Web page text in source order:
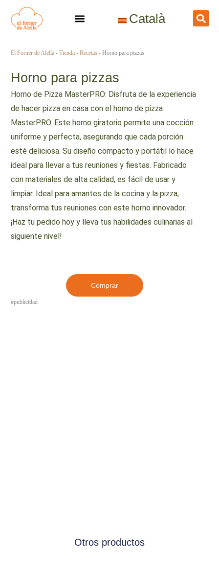
contenido
Català
El Forner de Alella -Tienda -Recetas -Horno para pizzas
Horno para pizzas
Horno de Pizza MasterPRO: Disfruta de la experiencia
de hacer pizza en casa con el horno de pizza
MasterPRO. Este horno giratorio permite una cocción
uniforme y perfecta, asegurando que cada porción
esté deliciosa. Su diseño compacto y portátil lo hace
ideal para llevar a tus reuniones y fiestas. Fabricado
con materiales de alta calidad, es fácil de usar y
limpiar. Ideal para amantes de la cocina y la pizza,
transforma tus reuniones con este horno innovador.
¡Haz tu pedido hoy y lleva tus habilidades culinarias al
siguiente nivel!
Comprar
#publicidad
Otros productos